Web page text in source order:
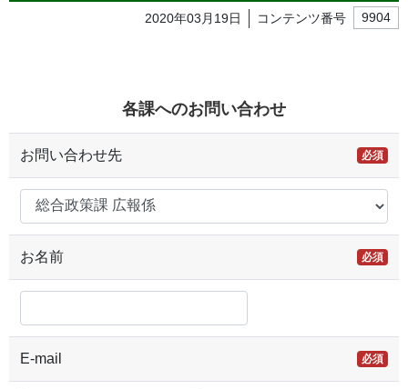
2020年03月19日 コンテンツ番号 9904
各課へのお問い合わせ
お問い合わせ先 必須
お名前 必須
E-mail 必須